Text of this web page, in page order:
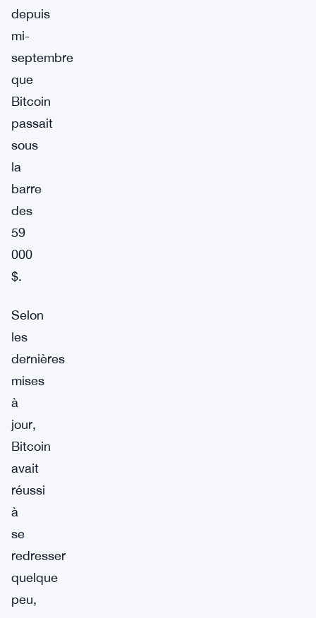
depuis
mi-
septembre
que
Bitcoin
passait
sous
la
barre
des
59
000
$.
Selon
les
dernières
mises
à
jour,
Bitcoin
avait
réussi
à
se
redresser
quelque
peu,